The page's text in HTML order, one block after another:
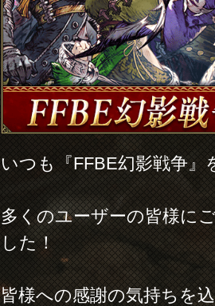
いつも『FFBE幻影戦争
多くのユーザーの皆様に
した！
皆様への感謝の気持ちを